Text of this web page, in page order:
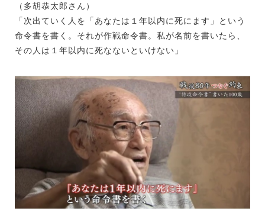
（多胡恭太郎さん）
「次出ていく人を「あなたは１年以内に死にます」という
命令書を書く。それが作戦命令書。私が名前を書いたら、
その人は１年以内に死なないといけない」